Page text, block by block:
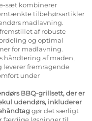
sæt kombinerer
tilbehørsartikler
madlavning.
af robuste
og optimal
for madlavning.
håndtering af maden,
fremragende
under
BBQ-grillsett, der er
udendørs, inkluderer
gør det særligt
færdige løsninger til